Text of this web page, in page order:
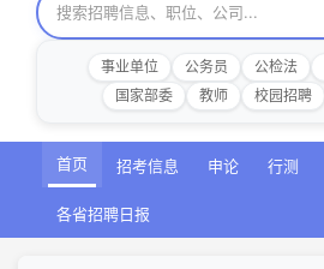
事业单位 公务员 公检法
国家部委
教师 校园招聘
首页 招考信息 申论 行测
各省招聘日报